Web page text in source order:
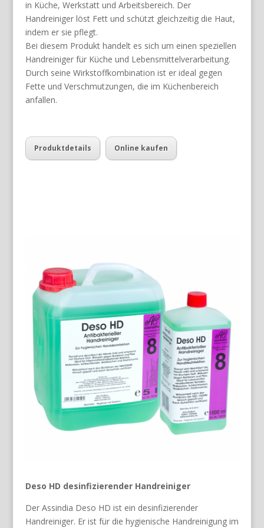
in Küche, Werkstatt und Arbeitsbereich. Der
Handreiniger löst Fett und schützt gleichzeitig die Haut,
indem er sie pflegt.
Bei diesem Produkt handelt es sich um einen speziellen
Handreiniger für Küche und Lebensmittelverarbeitung.
Durch seine Wirkstoffkombination ist er ideal gegen
Fette und Verschmutzungen, die im Küchenbereich
anfallen.
Produktdetails Online kaufen
Deso HD desinfizierender Handreiniger
Der Assindia Deso HD ist ein desinfizierender
Handreiniger. Er ist für die hygienische Handreinigung im